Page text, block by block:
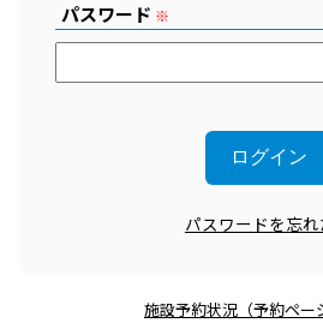
パスワード ※
パスワードを忘
施設予約状況（予約ペー